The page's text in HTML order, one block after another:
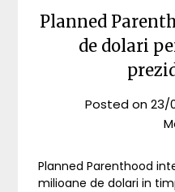
Planned
de dolari
Posted on23/
Planned Parenthood
milioane de dolari in